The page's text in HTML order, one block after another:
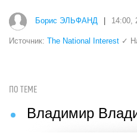
Борис ЭЛЬФАНД 14:00,
Источник: The National Interest ✓
ПО ТЕМЕ
Владимир